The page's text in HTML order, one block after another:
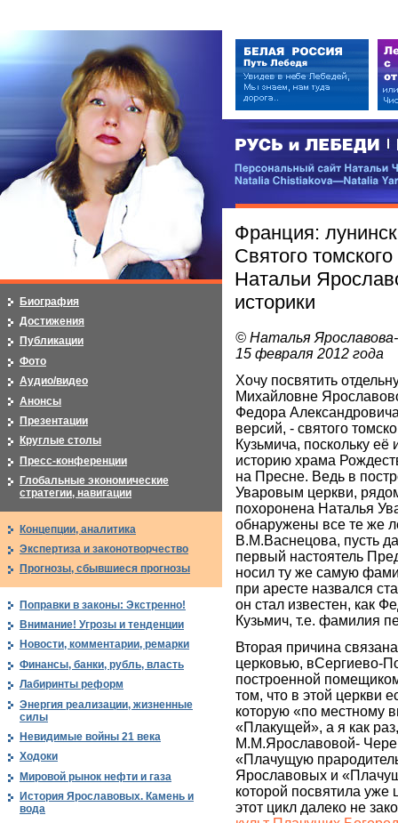
РУСЬ и ЛЕБЕДИ | RUSI —
Персональный сайт Натальи
Франция:
Святого
Натальи
историки
© Наталья
15 февраля 2012 года
Хочу посвятить
Михайловне
Федора
версий, - святого
Кузьмича, поскольку её
историю храма
на Пресне. Ведь в
Уваровым церкви,
похоронена Наталья
обнаружены все те же
В.М.Васнецова, пусть
первый настоятель
носил ту же самую
при аресте назвался
он стал известен, как
Кузьмич, т.е. фамилия
Вторая причина
церковью, вСергиево-
построенной
том, что в этой церкви
которую «по местному
«Плакущей», а я как
М.М.Ярославовой-
«Плачущую
Ярославовых и
которой посвятила уже
этот цикл далеко не
Биография
Достижения
Публикации
Фото
Аудио/видео
Анонсы
Презентации
Круглые столы
Пресс-конференции
Глобальные экономические
стратегии, навигации
Концепции, аналитика
Экспертиза и законотворчество
Прогнозы, сбывшиеся прогнозы
Поправки в законы: Экстренно!
Внимание! Угрозы и тенденции
Новости, комментарии, ремарки
Финансы, банки, рубль, власть
Лабиринты реформ
Энергия реализации, жизненные
силы
Невидимые войны 21 века
Ходоки
Мировой рынок нефти и газа
История Ярославовых. Камень и
вода